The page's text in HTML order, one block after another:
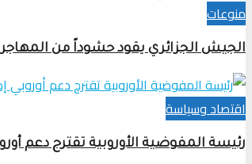
منوعات
الجيش الجزائري يقود حشوداً من
اقتصاد وسياسة
رئيسة المفوضية الأوروبية تقترح دعم